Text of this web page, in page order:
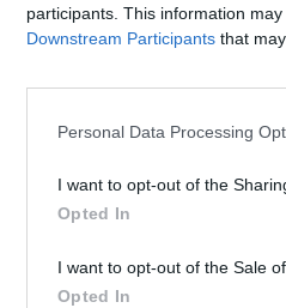
participants. This information
Downstream Participants that
Personal Data Processing
I want to opt-out of the
Opted In
I want to opt-out of the Sale
Opted In